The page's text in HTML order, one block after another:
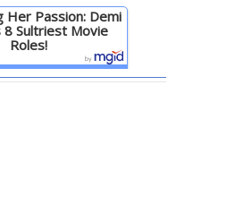
Her Passion: Demi
8 Sultriest Movie
Roles!